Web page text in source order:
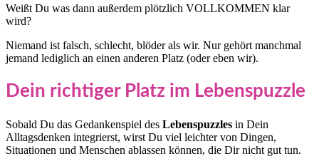
Weißt Du was dann außerdem plötzlich VOLLKOMMEN klar
wird?
Niemand ist falsch, schlecht, blöder als wir. Nur gehört manchmal
jemand lediglich an einen anderen Platz (oder eben wir).
Dein richtiger Platz im Lebenspuzzle
Sobald Du das Gedankenspiel des Lebenspuzzles in Dein
Alltagsdenken integrierst, wirst Du viel leichter von Dingen,
Situationen und Menschen ablassen können, die Dir nicht gut tun.